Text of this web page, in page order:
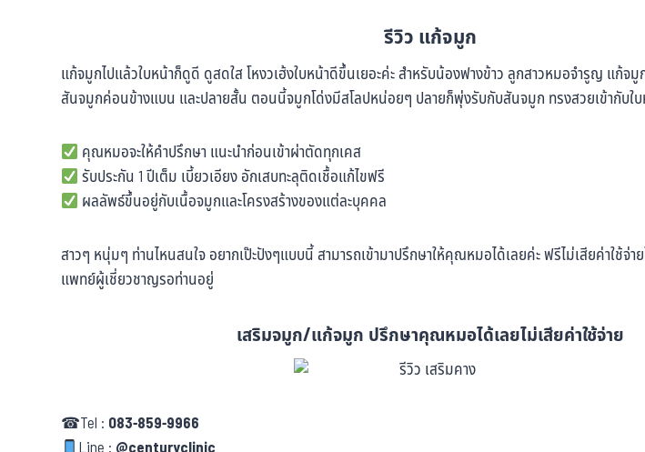
รีวิว แก้จมูก
แก้จมูกไปแล้วใบหน้าก็ดูดี ดูสดใส โหงวเฮ้งใบหน้าดีขึ้นเยอะค่ะ สำหรับน้องฟางข้าว ลูกสาวหมอจำรูญ แก้จ
สันจมูกค่อนข้างแบน และปลายสั้น ตอนนี้จมูกโด่งมีสโลปหน่อยๆ ปลายก็พุ่งรับกับสันจมูก ทรงสวยเข้ากับใบ
คุณหมอจะให้คำปรึกษา แนะนำก่อนเข้าผ่าตัดทุกเคส
รับประกัน 1 ปีเต็ม เบี้ยวเอียง อักเสบทะลุติดเชื้อแก้ไขฟรี
ผลลัพธ์ขึ้นอยู่กับเนื้อจมูกและโครงสร้างของแต่ละบุคคล
สาวๆ หนุ่มๆ ท่านไหนสนใจ อยากเป๊ะปังๆแบบนี้ สามารถเข้ามาปรึกษาให้คุณหมอได้เลยค่ะ ฟรีไม่เสียค่าใช้จ่า
แพทย์ผู้เชี่ยวชาญรอท่านอยู่
เสริมจมูก/แก้จมูก ปรึกษาคุณหมอได้เลยไม่เสียค่าใช้จ่าย
☎Tel : 083-859-9966